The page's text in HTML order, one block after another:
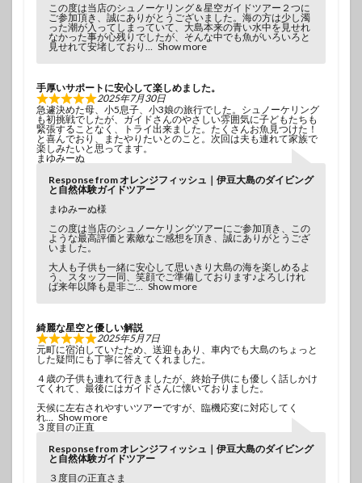
この度は当店のシュノーケリング＆星空ガイドツアー２つに
ご参加頂き、誠にありがとうございました。海の方は少し濁
った潮が入ってしまっていて、大島本来の青い水中を見せれ
なかった事が心残りでしたが、そんな中でも魚がいろいろと
見せれて安堵しており
Show more
手厚いサポートに安心して楽しめました。
2025年7月30日
急遽決めた母、小5息子、小3娘の旅行でした。シュノーケリング
も初挑戦でしたが、ガイドさんのやさしい雰囲気に子どもたちも
緊張することなく、トライ出来ました。たくさんお魚見つけた！
と喜んでおり、またやりたいとのこと。次回は夫も連れて家族で
楽しみたいと思ってます。
まゆみーぬ
Response from オレンジフィッシュ｜伊豆大島のダイビング
と自然体験ガイドツアー
まゆみーぬ様
この度は当店のシュノーケリングツアーにご参加頂き、この
ような最高評価と素敵なご感想を頂き、誠にありがとうござ
いました。
大人も子供も一緒に安心して思いきり大島の海を楽しめるよ
う、スタッフ一同、笑顔でご準備しております♪よろしけれ
ば来年以降も是非ご
Show more
綺麗な星空と優しい解説
2025年5月7日
元町に宿泊していたため、送迎もあり、車内でも大島のちょっと
した疑問にも丁寧に答えてくれました。
４歳の子供も連れて行きましたが、終始子供にも優しく話しかけ
てくれて、最後にはガイドさんに懐いておりました。
天候に左右されやすいツアーですが、臨機応変に対応してく
れ
Show more
３度目の正直
Response from オレンジフィッシュ｜伊豆大島のダイビング
と自然体験ガイドツアー
３度目の正直さま